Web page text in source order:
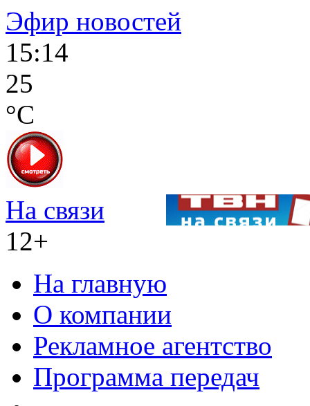
Эфир новостей
15:14
25
°C
На связи
12+
На главную
О компании
Рекламное агентство
Программа передач